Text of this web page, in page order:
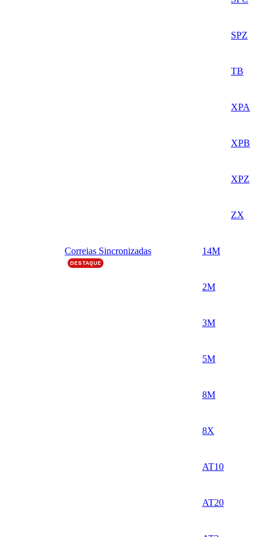
SPZ
TB
XPA
XPB
XPZ
ZX
Correias Sincronizadas
DESTAQUE
14M
2M
3M
5M
8M
8X
AT10
AT20